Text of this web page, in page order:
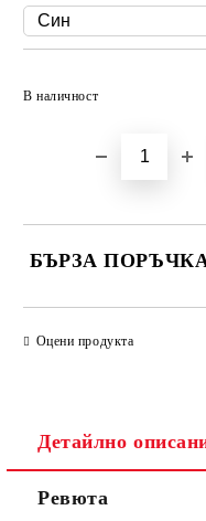
В наличност
БЪРЗА
Оцени продукта
Детайлно
Ревюта